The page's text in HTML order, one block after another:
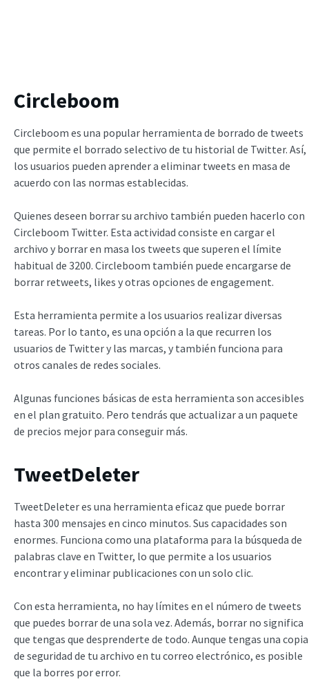
Circleboom
Circleboom es una popular herramienta de borrado de tweets
que permite el borrado selectivo de tu historial de Twitter. Así,
los usuarios pueden aprender a eliminar tweets en masa de
acuerdo con las normas establecidas.
Quienes deseen borrar su archivo también pueden hacerlo con
Circleboom Twitter. Esta actividad consiste en cargar el
archivo y borrar en masa los tweets que superen el límite
habitual de 3200. Circleboom también puede encargarse de
borrar retweets, likes y otras opciones de engagement.
Esta herramienta permite a los usuarios realizar diversas
tareas. Por lo tanto, es una opción a la que recurren los
usuarios de Twitter y las marcas, y también funciona para
otros canales de redes sociales.
Algunas funciones básicas de esta herramienta son accesibles
en el plan gratuito. Pero tendrás que actualizar a un paquete
de precios mejor para conseguir más.
TweetDeleter
TweetDeleter es una herramienta eficaz que puede borrar
hasta 300 mensajes en cinco minutos. Sus capacidades son
enormes. Funciona como una plataforma para la búsqueda de
palabras clave en Twitter, lo que permite a los usuarios
encontrar y eliminar publicaciones con un solo clic.
Con esta herramienta, no hay límites en el número de tweets
que puedes borrar de una sola vez. Además, borrar no significa
que tengas que desprenderte de todo. Aunque tengas una copia
de seguridad de tu archivo en tu correo electrónico, es posible
que la borres por error.